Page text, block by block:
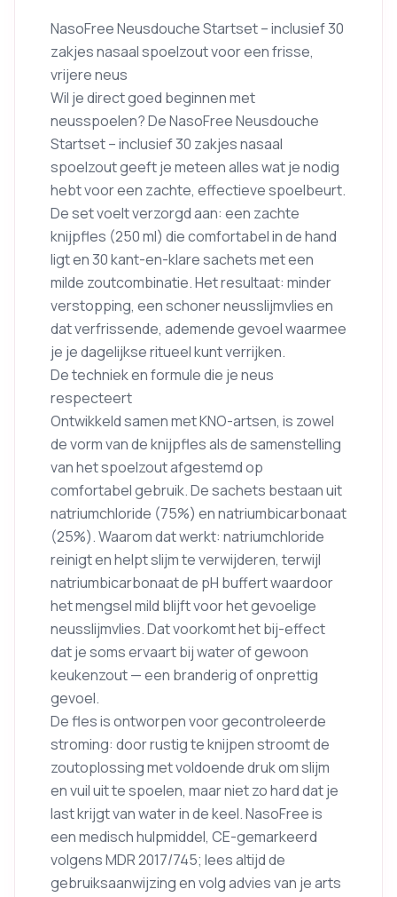
NasoFree Neusdouche Startset – inclusief 30
zakjes nasaal spoelzout voor een frisse,
vrijere neus
Wil je direct goed beginnen met
neusspoelen? De NasoFree Neusdouche
Startset – inclusief 30 zakjes nasaal
spoelzout geeft je meteen alles wat je nodig
hebt voor een zachte, effectieve spoelbeurt.
De set voelt verzorgd aan: een zachte
knijpfles (250 ml) die comfortabel in de hand
ligt en 30 kant-en-klare sachets met een
milde zoutcombinatie. Het resultaat: minder
verstopping, een schoner neusslijmvlies en
dat verfrissende, ademende gevoel waarmee
je je dagelijkse ritueel kunt verrijken.
De techniek en formule die je neus
respecteert
Ontwikkeld samen met KNO-artsen, is zowel
de vorm van de knijpfles als de samenstelling
van het spoelzout afgestemd op
comfortabel gebruik. De sachets bestaan uit
natriumchloride (75%) en natriumbicarbonaat
(25%). Waarom dat werkt: natriumchloride
reinigt en helpt slijm te verwijderen, terwijl
natriumbicarbonaat de pH buffert waardoor
het mengsel mild blijft voor het gevoelige
neusslijmvlies. Dat voorkomt het bij-effect
dat je soms ervaart bij water of gewoon
keukenzout — een branderig of onprettig
gevoel.
De fles is ontworpen voor gecontroleerde
stroming: door rustig te knijpen stroomt de
zoutoplossing met voldoende druk om slijm
en vuil uit te spoelen, maar niet zo hard dat je
last krijgt van water in de keel. NasoFree is
een medisch hulpmiddel, CE-gemarkeerd
volgens MDR 2017/745; lees altijd de
gebruiksaanwijzing en volg advies van je arts